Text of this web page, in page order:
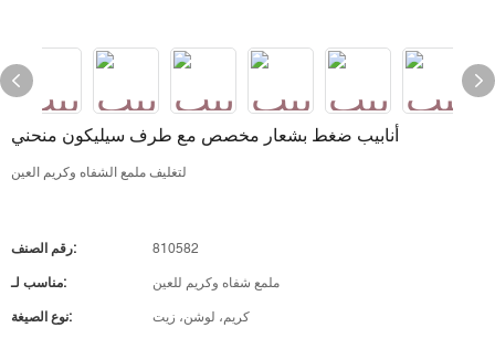
أنابيب ضغط بشعار مخصص مع طرف سيليكون منحني
لتغليف ملمع الشفاه وكريم العين
رقم الصنف: 810582
مناسب لـ: ملمع شفاه وكريم للعين
نوع الصيغة: كريم، لوشن، زيت